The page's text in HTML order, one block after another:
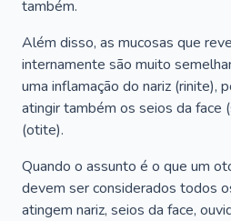
também.
Além disso, as mucosas que
internamente são muito
uma inflamação do nariz (rinite),
atingir também os seios da face
(otite).
Quando o assunto é o que um
devem ser considerados todos
atingem nariz, seios da face,